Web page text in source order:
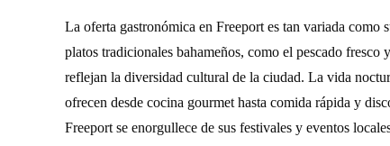
La oferta gastronómica en Freeport es tan variada como
platos tradicionales bahameños, como el pescado
reflejan la diversidad cultural de la ciudad. La vida
ofrecen desde cocina gourmet hasta comida rápida y
Freeport se enorgullece de sus festivales y eventos